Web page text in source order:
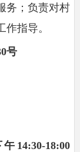
务；负责对村
指导。
号
14:30-18:00